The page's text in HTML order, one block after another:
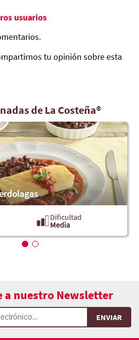
usuarios
tu opinión sobre esta
de La Costeña®
Dificultad
Media
a nuestro Newsletter